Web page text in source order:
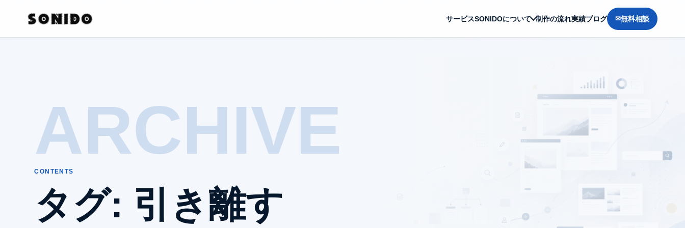
サービスSONIDOについて 制作の流れ実績ブログ 無料相談
ARCHIVE
CONTENTS
タグ: 引き離す